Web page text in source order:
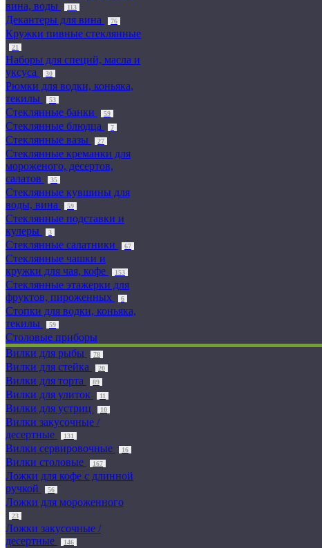
вина, воды
113
Декантеры для вина 76
Кружки пивные стеклянные
21
Наборы для специй, масла и
уксуса
30
Рюмки для водки, коньяка,
текилы
53
Стеклянные банки 59
Стеклянные блюдца 7
Стеклянные вазы 27
Стеклянные креманки для
мороженого, десертов,
салатов
35
Стеклянные кувшины для
воды, вина
59
Стеклянные подставки и
кулеры
3
Стеклянные салатники 67
Стеклянные чашки и
кружки для чая, кофе
153
Стеклянные этажерки для
фруктов, пироженных
6
Стопки для водки, коньяка,
текилы
59
Столовые приборы
Вилки для рыбы
78
Вилки для стейка 20
Вилки для торта 89
Вилки для улиток 11
Вилки для устриц 10
Вилки закусочные /
десертные
131
Вилки сервировочные 16
Вилки столовые 167
Ложки для кофе с длинной
ручкой
56
Ложки для мороженного
23
Ложки закусочные /
десертные
146